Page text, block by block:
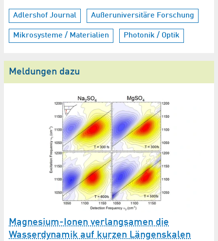
Adlershof Journal Außeruniversitäre Forschung
Mikrosysteme / Materialien Photonik / Optik
Meldungen dazu
Magnesium-Ionen verlangsamen die
Wasserdynamik auf kurzen Längenskalen